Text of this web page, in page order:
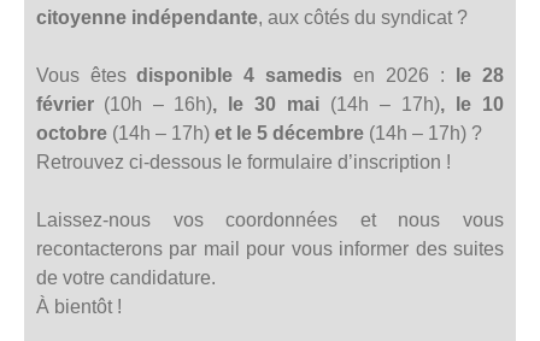
citoyenne indépendante, aux côtés du syndicat ?
Vous êtes disponible 4 samedis en 2026 :
le 28
février (10h – 16h), le 30 mai (14h – 17h), le 10
octobre (14h – 17h) et le 5 décembre (14h – 17h) ?
Retrouvez ci-dessous le formulaire d’inscription !
Laissez-nous vos coordonnées et nous vous
recontacterons par mail pour vous informer des suites
de votre candidature.
À bientôt !